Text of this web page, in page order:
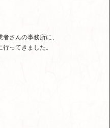
さんの事務所に、
ってきました。